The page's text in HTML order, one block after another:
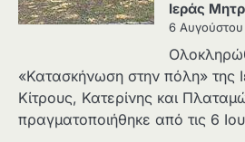
Ιεράς
6
«Κατασκήνωση στην πόλη» της
Κίτρους, Κατερίνης και
πραγματοποιήθηκε από τις 6